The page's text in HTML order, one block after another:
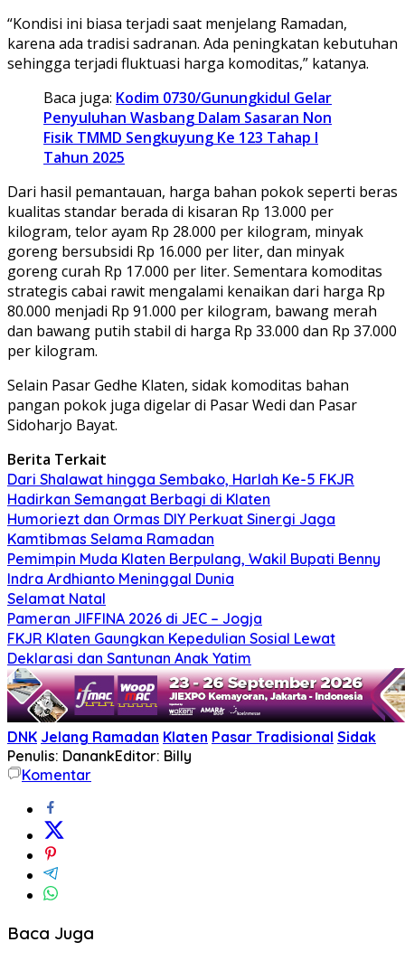
“Kondisi ini biasa terjadi saat menjelang Ramadan,
karena ada tradisi sadranan. Ada peningkatan kebutuhan
sehingga terjadi fluktuasi harga komoditas,” katanya.
Baca juga: Kodim 0730/Gunungkidul Gelar
Penyuluhan Wasbang Dalam Sasaran Non
Fisik TMMD Sengkuyung Ke 123 Tahap I
Tahun 2025
Dari hasil pemantauan, harga bahan pokok seperti beras
kualitas standar berada di kisaran Rp 13.000 per
kilogram, telor ayam Rp 28.000 per kilogram, minyak
goreng bersubsidi Rp 16.000 per liter, dan minyak
goreng curah Rp 17.000 per liter. Sementara komoditas
strategis cabai rawit mengalami kenaikan dari harga Rp
80.000 menjadi Rp 91.000 per kilogram, bawang merah
dan bawang putih stabil di harga Rp 33.000 dan Rp 37.000
per kilogram.
Selain Pasar Gedhe Klaten, sidak komoditas bahan
pangan pokok juga digelar di Pasar Wedi dan Pasar
Sidoharjo Bayat.
Berita Terkait
Dari Shalawat hingga Sembako, Harlah Ke-5 FKJR
Hadirkan Semangat Berbagi di Klaten
Humoriezt dan Ormas DIY Perkuat Sinergi Jaga
Kamtibmas Selama Ramadan
Pemimpin Muda Klaten Berpulang, Wakil Bupati Benny
Indra Ardhianto Meninggal Dunia
Selamat Natal
Pameran JIFFINA 2026 di JEC – Jogja
FKJR Klaten Gaungkan Kepedulian Sosial Lewat
Deklarasi dan Santunan Anak Yatim
DNK Jelang Ramadan Klaten Pasar Tradisional Sidak
Penulis: DanankEditor: Billy
Komentar
Baca Juga